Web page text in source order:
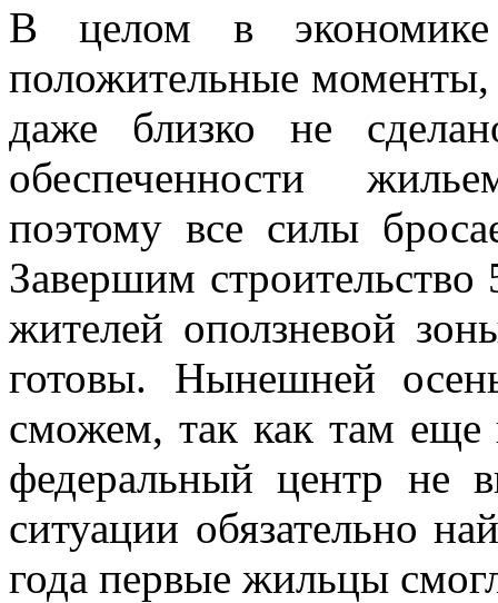
В целом в
положительные моменты,
даже близко не
обеспеченности
поэтому все силы
Завершим
жителей оползневой
готовы. Нынешней
сможем, так как там еще
федеральный центр не
ситуации обязательно
года первые жильцы